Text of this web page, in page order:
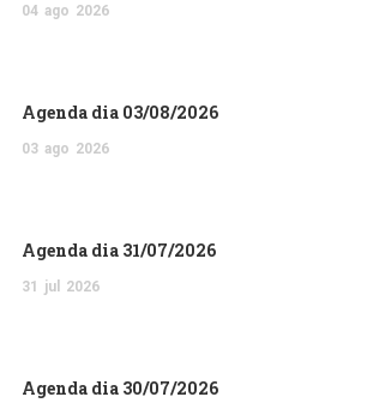
04 ago 2026
Agenda dia 03/08/2026
03 ago 2026
Agenda dia 31/07/2026
31 jul 2026
Agenda dia 30/07/2026